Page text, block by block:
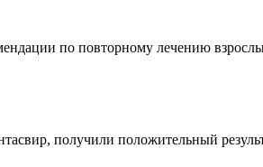
по повторному лечению
получили положительный